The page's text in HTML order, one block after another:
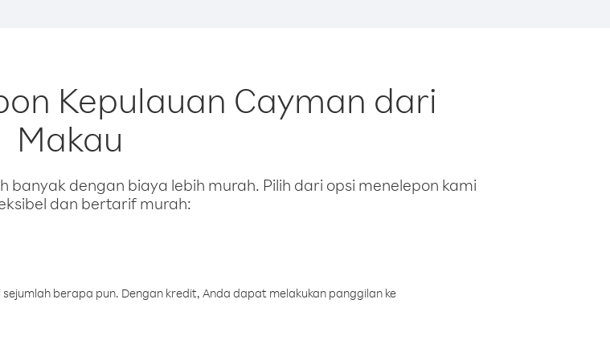
Kepulauan Cayman dari
Makau
dengan biaya lebih murah. Pilih dari opsi menelepon kami
dan bertarif murah:
berapa pun. Dengan kredit, Anda dapat melakukan panggilan ke